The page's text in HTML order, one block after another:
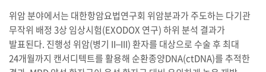
위암 분야에서는 대한항암요법연구회 위암분과가 주도하는 다기관
무작위 배정 3상 임상시험(EXODOX 연구) 하위 분석 결과가
발표된다. 진행성 위암(병기 II–III) 환자를 대상으로 수술 후 최대
24개월까지 캔서디텍트를 활용해 순환종양DNA(ctDNA)를 추적한